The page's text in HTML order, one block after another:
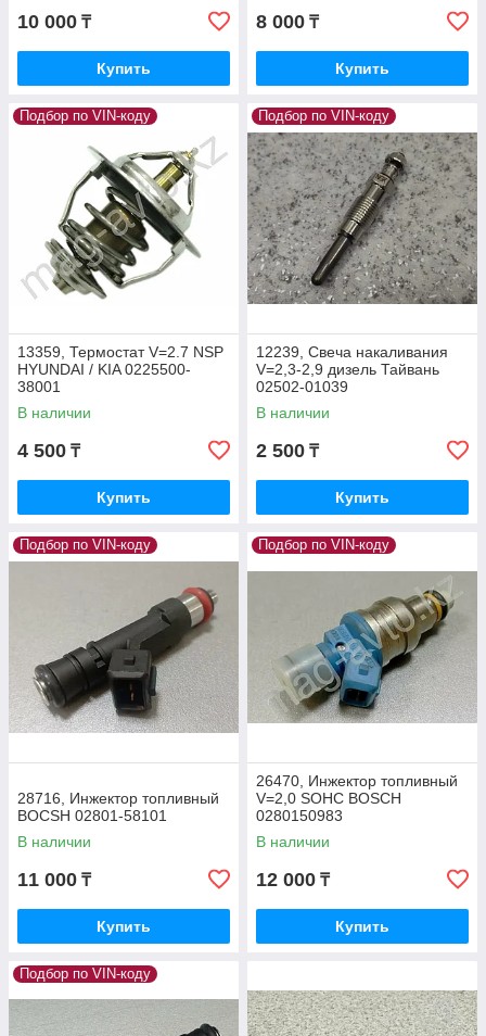
10 000 ₸
Купить
8 000 ₸
Купить
Подбор по VIN-коду
13359, Термостат V=2.7 NSP
HYUNDAI / KIA 0225500-
38001
В наличии
4 500 ₸
Купить
Подбор по VIN-коду
12239, Свеча накаливания
V=2,3-2,9 дизель Тайвань
02502-01039
В наличии
2 500 ₸
Купить
Подбор по VIN-коду
28716, Инжектор топливный
BOCSH 02801-58101
В наличии
11 000 ₸
Купить
Подбор по VIN-коду
26470, Инжектор топливный
V=2,0 SOHC BOSCH
0280150983
В наличии
12 000 ₸
Купить
Подбор по VIN-коду